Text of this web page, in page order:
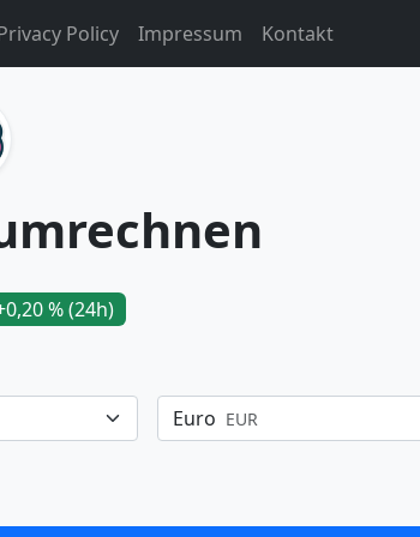
Policy Impressum Kontakt
% (24h)
Euro EUR